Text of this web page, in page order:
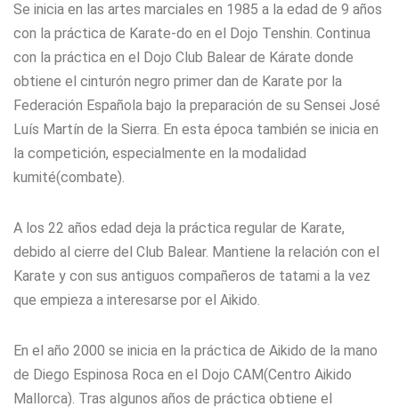
Se inicia en las artes marciales en 1985 a la edad de 9 años
con la práctica de Karate-do en el Dojo Tenshin. Continua
con la práctica en el Dojo Club Balear de Kárate donde
obtiene el cinturón negro primer dan de Karate por la
Federación Española bajo la preparación de su Sensei José
Luís Martín de la Sierra. En esta época también se inicia en
la competición, especialmente en la modalidad
kumité(combate).
A los 22 años edad deja la práctica regular de Karate,
debido al cierre del Club Balear. Mantiene la relación con el
Karate y con sus antiguos compañeros de tatami a la vez
que empieza a interesarse por el Aikido.
En el año 2000 se inicia en la práctica de Aikido de la mano
de Diego Espinosa Roca en el Dojo CAM(Centro Aikido
Mallorca). Tras algunos años de práctica obtiene el